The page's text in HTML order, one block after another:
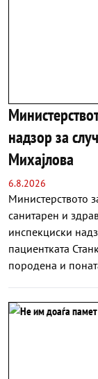
надзор за
Михајлова
6.8.2026
Министерството
санитарен и
инспекциски
пациентката
породена и